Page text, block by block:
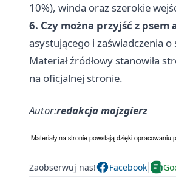
10%), winda oraz szerokie
6. Czy można przyjść z psem
asystującego i zaświadczenia o
Materiał źródłowy stanowiła
na oficjalnej stronie.
Autor:redakcja mojzgierz
Zaobserwuj nas! Facebook